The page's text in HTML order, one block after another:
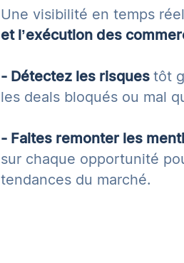
Une visibilité en temps
et l’exécution des
- Détectez les risques tôt
les deals bloqués ou mal
- Faites remonter les
sur chaque opportunité
tendances du marché.